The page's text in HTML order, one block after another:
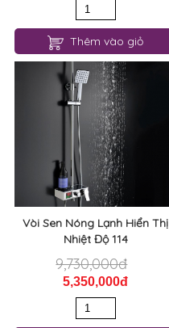
Thêm vào giỏ
Vòi Sen Nóng Lạnh Hiển Thị
Nhiệt Độ 114
9,730,000đ
5,350,000đ